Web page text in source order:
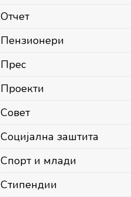
Отчет
Пензионери
Прес
Проекти
Совет
Социјална заштита
Спорт и млади
Стипендии